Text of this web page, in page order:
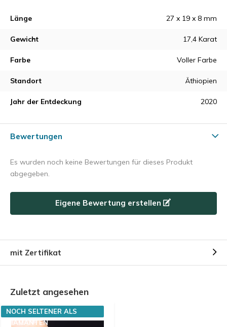
Länge 27 x 19 x 8 mm
Gewicht 17,4 Karat
Farbe Voller Farbe
Standort Äthiopien
Jahr der Entdeckung 2020
Bewertungen
Es wurden noch keine Bewertungen für dieses Produkt
abgegeben.
Eigene Bewertung erstellen
mit Zertifikat
Zuletzt angesehen
NOCH SELTENER ALS
DIAMANTEN